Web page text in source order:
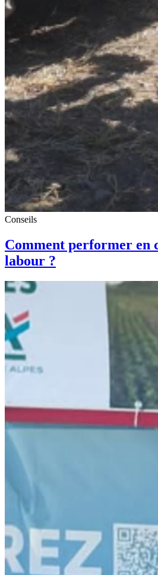
Conseils
Comment performer en
labour ?